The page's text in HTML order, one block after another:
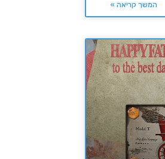
המשך קריאה »